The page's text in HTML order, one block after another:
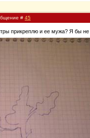
# 45
прикреплю и ее мужа? Я бы